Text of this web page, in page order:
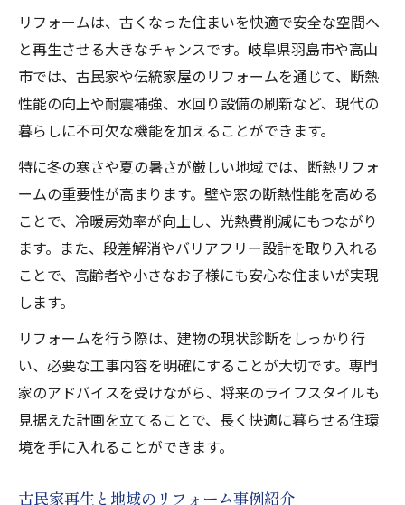
リフォームは、古くなった住まいを快適で安全な空間へ
と再生させる大きなチャンスです。岐阜県羽島市や高山
市では、古民家や伝統家屋のリフォームを通じて、断熱
性能の向上や耐震補強、水回り設備の刷新など、現代の
暮らしに不可欠な機能を加えることができます。
特に冬の寒さや夏の暑さが厳しい地域では、断熱リフォ
ームの重要性が高まります。壁や窓の断熱性能を高める
ことで、冷暖房効率が向上し、光熱費削減にもつながり
ます。また、段差解消やバリアフリー設計を取り入れる
ことで、高齢者や小さなお子様にも安心な住まいが実現
します。
リフォームを行う際は、建物の現状診断をしっかり行
い、必要な工事内容を明確にすることが大切です。専門
家のアドバイスを受けながら、将来のライフスタイルも
見据えた計画を立てることで、長く快適に暮らせる住環
境を手に入れることができます。
古民家再生と地域のリフォーム事例紹介